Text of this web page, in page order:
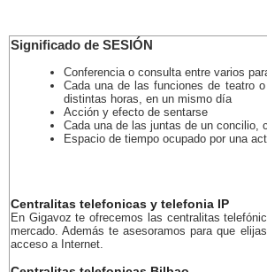
Significado de SESIÓN
Conferencia o consulta entre varios
Cada una de las funciones de teatro
distintas horas, en un mismo día
Acción y efecto de sentarse
Cada una de las juntas de un concilio,
Espacio de tiempo ocupado por una
Centralitas telefonicas y telefonia IP
En Gigavoz te ofrecemos las centralitas
mercado. Además te asesoramos para que
acceso a Internet.